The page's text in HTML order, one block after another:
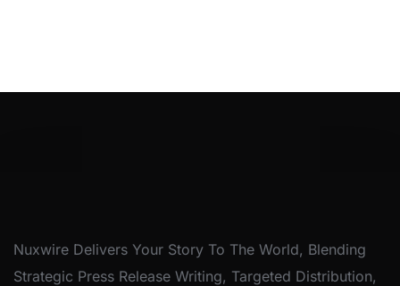
Nuxwire Delivers Your Story To The World, Blending
Strategic Press Release Writing, Targeted Distribution,